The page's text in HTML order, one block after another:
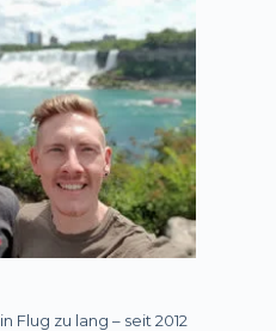
Flug zu lang – seit 2012